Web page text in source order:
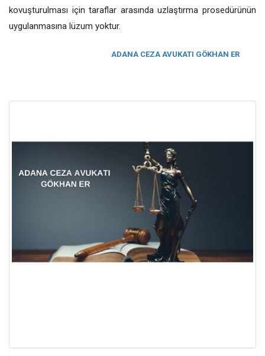
kovuşturulması için taraflar arasında uzlaştırma prosedürünün
uygulanmasına lüzum yoktur.
ADANA CEZA AVUKATI GÖKHAN ER